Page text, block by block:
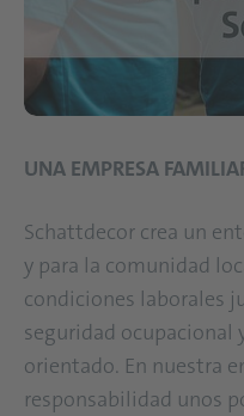
UNA EMPRESA
Schattdecor crea un
y para la comunidad
condiciones laborales
seguridad ocupacional
orientado. En nuestra
responsabilidad unos